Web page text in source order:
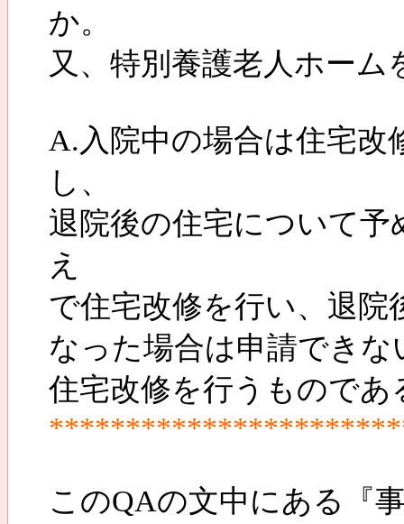
か。
又、特別養護老人ホー
A.入院中の場合は住宅
し、
退院後の住宅について
え
で住宅改修を行い、退
なった場合は申請でき
住宅改修を行うもので
このQAの文中にある『